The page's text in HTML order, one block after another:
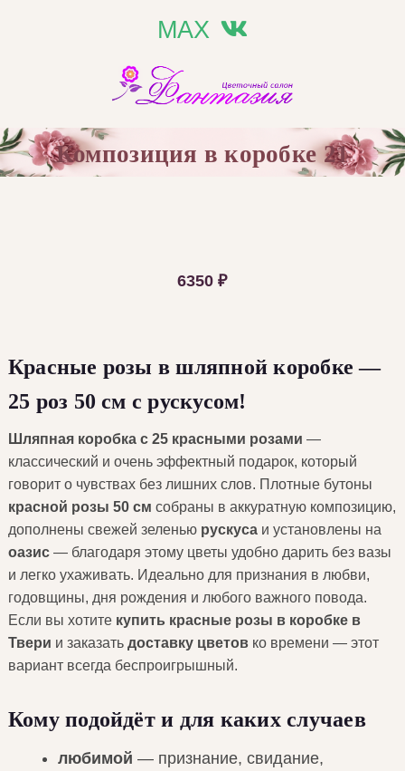
MAX
Композиция в коробке 21
6350₽
Красные розы в шляпной коробке —
25 роз 50 см с рускусом!
Шляпная коробка с 25 красными розами —
классический и очень эффектный подарок, который
говорит о чувствах без лишних слов. Плотные бутоны
красной розы 50 см собраны в аккуратную композицию,
дополнены свежей зеленью рускусаи установлены на
оазис— благодаря этому цветы удобно дарить без вазы
и легко ухаживать. Идеально для признания в любви,
годовщины, дня рождения и любого важного повода.
Если вы хотите купить красные розы в коробке в
Твери и заказать доставку цветовко времени — этот
вариант всегда беспроигрышный.
Кому подойдёт и для каких случаев
любимой — признание, свидание,